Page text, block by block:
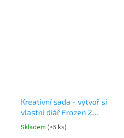
Kreativní sada - vytvoř si
vlastní diář Frozen 2
Ledové království
Průměrné
Skladem (>5 ks)